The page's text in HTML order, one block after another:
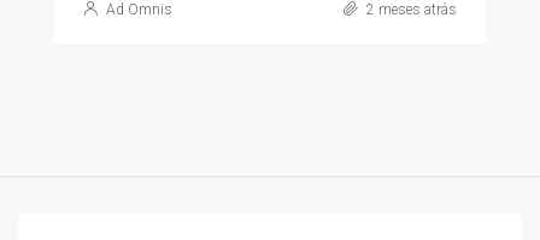
Ad Omnis 2 meses atrás